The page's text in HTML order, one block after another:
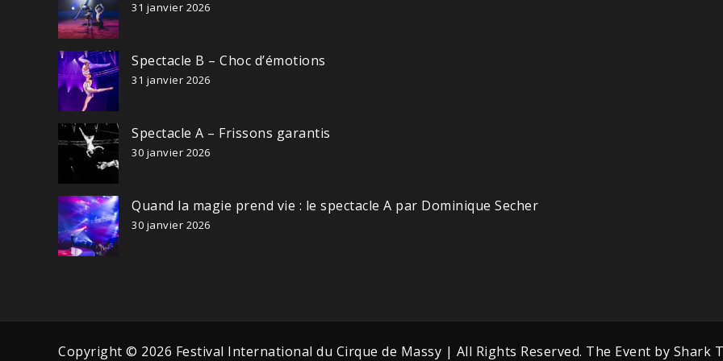
31 janvier 2026
Spectacle B – Choc d’émotions
31 janvier 2026
Spectacle A – Frissons garantis
30 janvier 2026
Quand la magie prend vie : le spectacle A par Dominique Secher
30 janvier 2026
Copyright © 2026 Festival International du Cirque de Massy | All Rights Reserved. The Event by Shark